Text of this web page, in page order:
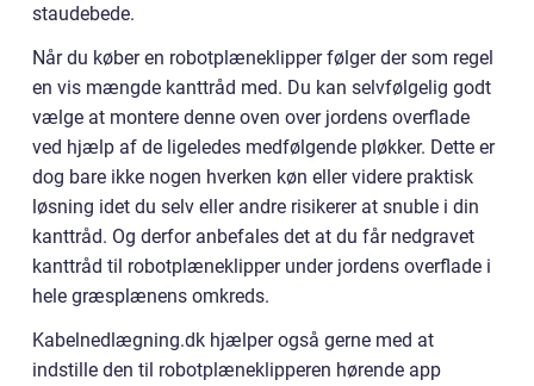
staudebede.
Når du køber en robotplæneklipper følger der som regel
en vis mængde kanttråd med. Du kan selvfølgelig godt
vælge at montere denne oven over jordens overflade
ved hjælp af de ligeledes medfølgende pløkker. Dette er
dog bare ikke nogen hverken køn eller videre praktisk
løsning idet du selv eller andre risikerer at snuble i din
kanttråd. Og derfor anbefales det at du får nedgravet
kanttråd til robotplæneklipper under jordens overflade i
hele græsplænens omkreds.
Kabelnedlægning.dk hjælper også gerne med at
indstille den til robotplæneklipperen hørende app